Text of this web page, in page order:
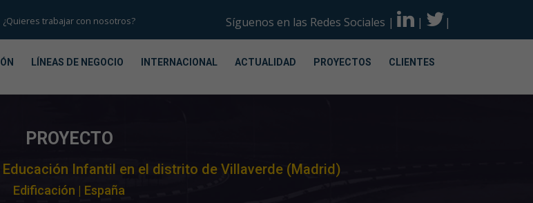
¿Quieres trabajar con nosotros? Síguenos en las Redes Sociales | | |
LÍNEAS DE NEGOCIO INTERNACIONAL ACTUALIDAD PROYECTOS CLIENTES
PROYECTO
Infantil en el distrito de Villaverde (Madrid)
Edificación | España